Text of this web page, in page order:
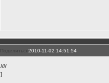
Поделиться2010-11-02 14:51:54
////
]